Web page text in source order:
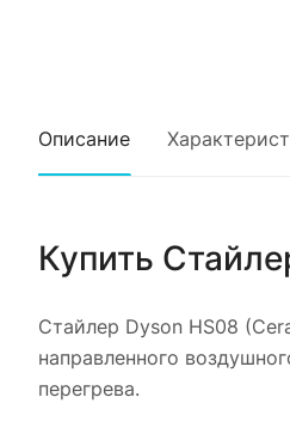
Описание
Купить
Стайлер Dyson HS08
направленного
перегрева.